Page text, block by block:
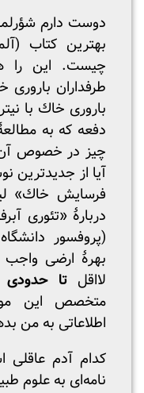
دوست دارم
بهترین کتاب
چیست. این را
طرفداران باروری
باروری خاك با
دفعه که به
چیز در خصوص
آیا از جدیدترین
فرسایش خاك»
دربارۀ «تئوری
(پروفسور
بهرۀ ارضی
لااقل تا حدودی
متخصص این
اطلاعاتی به من
کدام آدم عاقلی
نامه‌ای به علوم